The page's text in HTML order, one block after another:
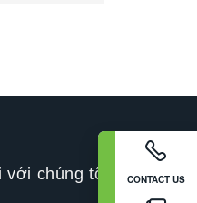
CONTACT US
với chúng tôi